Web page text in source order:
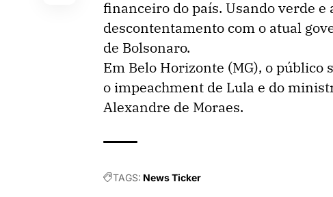
financeiro do país. Usando verde e
descontentamento com o atual
de Bolsonaro.
Em Belo Horizonte (MG), o
o impeachment de Lula e do
Alexandre de Moraes.
TAGS: News Ticker